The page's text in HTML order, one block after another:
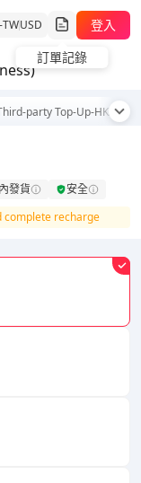
USD
訂單記錄
登入
party Top-Up-HK/TW/
發貨
安全
complete recharge